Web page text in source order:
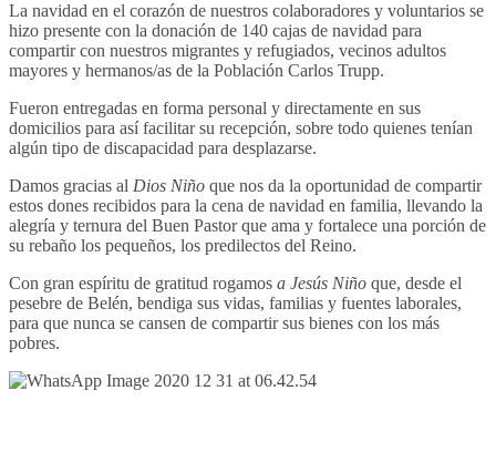
La navidad en el corazón de nuestros colaboradores y voluntarios se
hizo presente con la donación de 140 cajas de navidad para
compartir con nuestros migrantes y refugiados, vecinos adultos
mayores y hermanos/as de la Población Carlos Trupp.
Fueron entregadas en forma personal y directamente en sus
domicilios para así facilitar su recepción, sobre todo quienes tenían
algún tipo de discapacidad para desplazarse.
Damos gracias al Dios Niño que nos da la oportunidad de compartir
estos dones recibidos para la cena de navidad en familia, llevando la
alegría y ternura del Buen Pastor que ama y fortalece una porción de
su rebaño los pequeños, los predilectos del Reino.
Con gran espíritu de gratitud rogamos a Jesús Niño que, desde el
pesebre de Belén, bendiga sus vidas, familias y fuentes laborales,
para que nunca se cansen de compartir sus bienes con los más
pobres.